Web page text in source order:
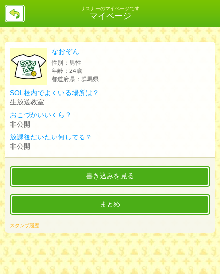
リスナーのマイページです
マイページ
戻
なおぞん
性別： 男性
年齢： 24歳
都道府県： 群馬県
SOL校内でよくいる場所は？
生放送教室
おこづかいいくら？
非公開
放課後だいたい何してる？
非公開
書き込みを見る
まとめ
スタンプ履歴